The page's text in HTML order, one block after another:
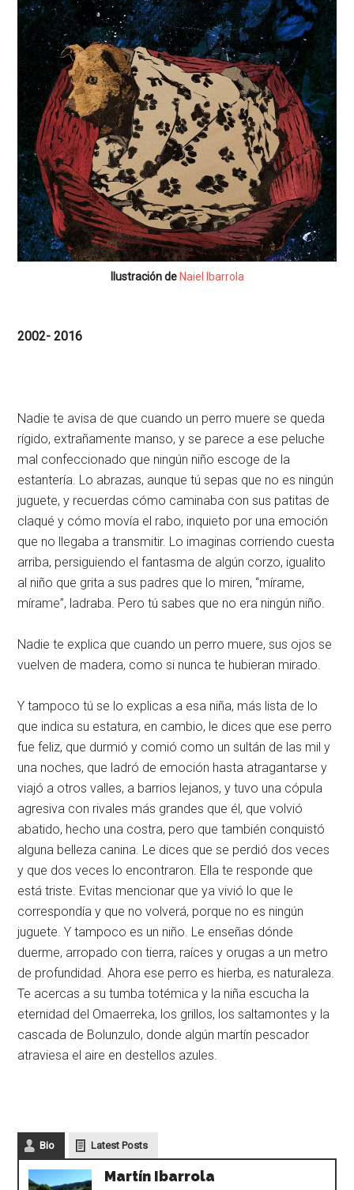
Ilustración deNaiel Ibarrola
2002- 2016
Nadie te avisa de que cuando un perro muere se queda
rígido, extrañamente manso, y se parece a ese peluche
mal confeccionado que ningún niño escoge de la
estantería. Lo abrazas, aunque tú sepas que no es ningún
juguete, y recuerdas cómo caminaba con sus patitas de
claqué y cómo movía el rabo, inquieto por una emoción
que no llegaba a transmitir. Lo imaginas corriendo cuesta
arriba, persiguiendo el fantasma de algún corzo, igualito
al niño que grita a sus padres que lo miren, “mírame,
mírame”, ladraba. Pero tú sabes que no era ningún niño.
Nadie te explica que cuando un perro muere, sus ojos se
vuelven de madera, como si nunca te hubieran mirado.
Y tampoco tú se lo explicas a esa niña, más lista de lo
que indica su estatura, en cambio, le dices que ese perro
fue feliz, que durmió y comió como un sultán de las mil y
una noches, que ladró de emoción hasta atragantarse y
viajó a otros valles, a barrios lejanos, y tuvo una cópula
agresiva con rivales más grandes que él, que volvió
abatido, hecho una costra, pero que también conquistó
alguna belleza canina. Le dices que se perdió dos veces
y que dos veces lo encontraron. Ella te responde que
está triste. Evitas mencionar que ya vivió lo que le
correspondía y que no volverá, porque no es ningún
juguete. Y tampoco es un niño. Le enseñas dónde
duerme, arropado con tierra, raíces y orugas a un metro
de profundidad. Ahora ese perro es hierba, es naturaleza.
Te acercas a su tumba totémica y la niña escucha la
eternidad del Omaerreka, los grillos, los saltamontes y la
cascada de Bolunzulo, donde algún martín pescador
atraviesa el aire en destellos azules.
Bio Latest Posts
Martín Ibarrola